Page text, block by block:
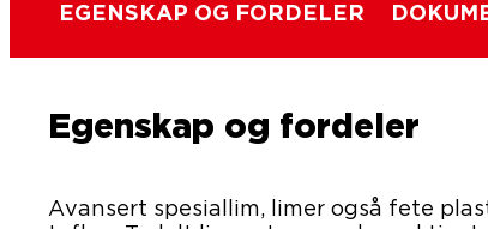
EGENSKAP OG FORDELER
Egenskap og fordeler
Avansert spesiallim, limer også fete